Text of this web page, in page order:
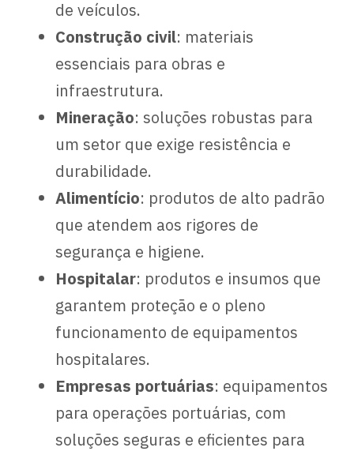
de veículos.
Construção civil: materiais
essenciais para obras e
infraestrutura.
Mineração: soluções robustas para
um setor que exige resistência e
durabilidade.
Alimentício: produtos de alto padrão
que atendem aos rigores de
segurança e higiene.
Hospitalar: produtos e insumos que
garantem proteção e o pleno
funcionamento de equipamentos
hospitalares.
Empresas portuárias: equipamentos
para operações portuárias, com
soluções seguras e eficientes para